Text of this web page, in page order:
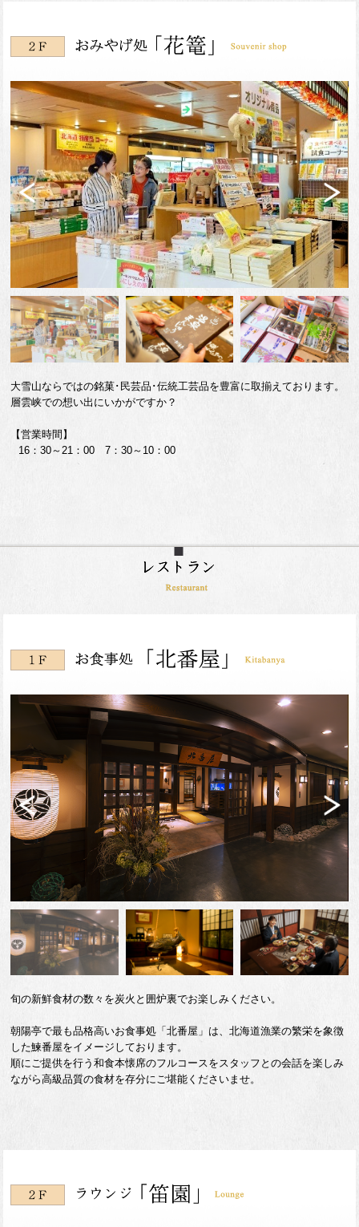
Previ
ous
Next
大雪山ならではの銘菓･民芸品･伝統工芸品を豊富に取揃えております。
層雲峡での想い出にいかがですか？
【営業時間】
16：30～21：00 7：30～10：00
Previ
ous
Next
旬の新鮮食材の数々を炭火と囲炉裏でお楽しみください。
朝陽亭で最も品格高いお食事処「北番屋」は、北海道漁業の繁栄を象徴
した鰊番屋をイメージしております。
順にご提供を行う和食本懐席のフルコースをスタッフとの会話を楽しみ
ながら高級品質の食材を存分にご堪能くださいませ。